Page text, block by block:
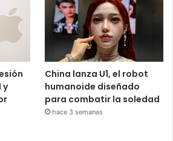
y
China lanza U1, el robot
humanoide diseñado
para combatir la soledad
hace 3 semanas